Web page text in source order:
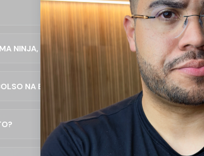
NINJA, TENHO DESCONTO NESTE CURSO?
NA EMPRESA?